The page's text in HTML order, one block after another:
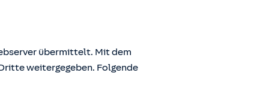
übermittelt. Mit dem
weitergegeben. Folgende